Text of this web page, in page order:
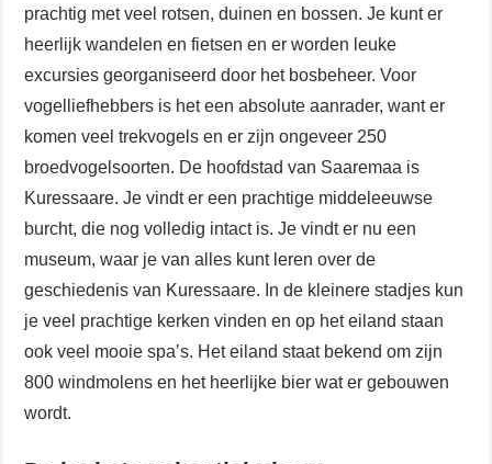
prachtig met veel rotsen, duinen en bossen. Je kunt er
heerlijk wandelen en fietsen en er worden leuke
excursies georganiseerd door het bosbeheer. Voor
vogelliefhebbers is het een absolute aanrader, want er
komen veel trekvogels en er zijn ongeveer 250
broedvogelsoorten. De hoofdstad van Saaremaa is
Kuressaare. Je vindt er een prachtige middeleeuwse
burcht, die nog volledig intact is. Je vindt er nu een
museum, waar je van alles kunt leren over de
geschiedenis van Kuressaare. In de kleinere stadjes kun
je veel prachtige kerken vinden en op het eiland staan
ook veel mooie spa’s. Het eiland staat bekend om zijn
800 windmolens en het heerlijke bier wat er gebouwen
wordt.